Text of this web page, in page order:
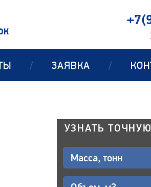
/ ЗАЯВКА /
УЗНАТЬ